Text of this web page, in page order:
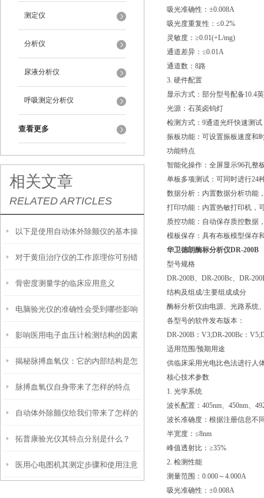
测定仪
分析仪
尿液分析仪
呼吸测定分析仪
查看更多
相关文章
RELATED ARTICLES
以下是使用自动体外除颤仪的基本操
作方法
对于黄疸治疗仪的工作原理你可别错
过了！
骨密度测量学的临床应用意义
电脑验光仪的准确性会受到哪些影响
呢？
影响医用电子血压计检测结构的因素
有哪些？
揭秘脉搏血氧仪：它的内部结构是怎
样工作的？
脉搏血氧仪自身带来了怎样的特点
呢？
自动体外除颤仪给我们带来了怎样的
特点呢？
拓普康验光仪其特点分别是什么？
医用心电图机其测定步骤和使用注意
吸光准确性：±0.008A
吸光度重复性：≤0.2%
灵敏度：≥0.01(+L/mg)
通道差异：≤0.01A
通道数：8路
3. 硬件配置
显示方式：部分型号配备10.4
光源：石英卤钨灯
检测方式：9通道光纤快速测
振板功能：可设置振板速度和
功能特点
智能化操作：全屏显示96孔整
单板多项测试：可同时进行24
数据分析：内置数据分析功能
打印功能：内置热敏打印机，
质控功能：自动保存质控数据
模板保存：具有布板模型保存
华卫德朗酶标分析仪DR-200B
型号规格
DR-200B、DR-200Bc、DR-
结构及组成/主要组成成分
酶标分析仪由电源、光路系统
各型号的软件发布版本：
DR-200B：V3;DR-200Bc：
适用范围/预期用途
供临床采用光电比色法进行人
核心技术参数
1. 光学系统
波长配置：405nm、450nm、
波长准确度：根据注册信息不
半宽度：≤8nm
峰值透射比：≥35%
2. 检测性能
测量范围：0.000～4.000A
吸光准确性：±0.008A